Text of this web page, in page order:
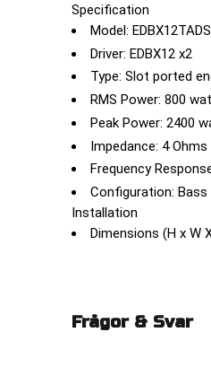
Specification
Model:
Driver: EDBX12 x2
Type: Slot ported
RMS Power: 800
Peak Power: 2400
Impedance: 4 Ohms
Frequency
Configuration: Bass
Installation
Dimensions (H x W
Frågor & Svar